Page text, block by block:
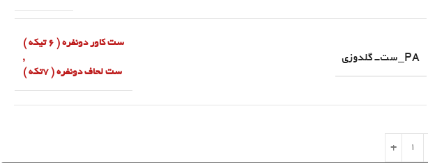
PA_ست-گلدوزی
ست کاور دونفره ( 6 تیکه )
,
ست لحاف دونفره ( 7تکه )